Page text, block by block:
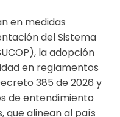
en medidas
del Sistema
la adopción
en reglamentos
385 de 2026 y
de entendimiento
que alinean al país